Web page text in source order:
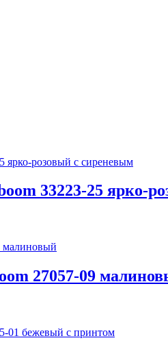
33223-25 ярко-
27057-09